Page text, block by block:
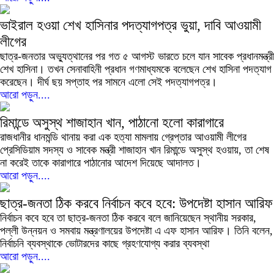
ভাইরাল হওয়া শেখ হাসিনার পদত্যাগপত্র ভুয়া, দাবি আওয়ামী
লীগের
ছাত্র-জনতার অভ্যুত্থানের পর গত ৫ আগস্ট ভারতে চলে যান সাবেক প্রধানমন্ত্রী
শেখ হাসিনা। তখন সেনাবাহিনী প্রধান গণমাধ্যমকে বলেছেন শেখ হাসিনা পদত্যাগ
করেছেন। দীর্ঘ ছয় সপ্তাহ পর সামনে এলো সেই পদত্যাগপত্র।
আরো পড়ুন....
রিমান্ডে অসুস্থ শাজাহান খান, পাঠানো হলো কারাগারে
রাজধানীর ধানমন্ডি থানায় করা এক হত্যা মামলায় গ্রেপ্তার আওয়ামী লীগের
প্রেসিডিয়াম সদস্য ও সাবেক মন্ত্রী শাজাহান খান রিমান্ডে অসুস্থ হওয়ায়, তা শেষ
না করেই তাকে কারাগারে পাঠানোর আদেশ দিয়েছে আদালত।
আরো পড়ুন....
ছাত্র-জনতা ঠিক করবে নির্বাচন কবে হবে: উপদেষ্টা হাসান আরিফ
নির্বাচন কবে হবে তা ছাত্র-জনতা ঠিক করবে বলে জানিয়েছেন স্থানীয় সরকার,
পল্লী উন্নয়ন ও সমবায় মন্ত্রণালয়ের উপদেষ্টা এ এফ হাসান আরিফ। তিনি বলেন,
নির্বাচনি ব্যবস্থাকে ভোটারদের কাছে গ্রহণযোগ্য করার ব্যবস্থা
আরো পড়ুন....